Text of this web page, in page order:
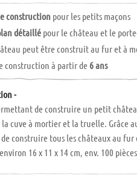
construction pour les petits maçons
détaillé pour le château et le
peut être construit au fur et à
construction à partir de 6 ans
-
de construire un petit
cuve à mortier et la truelle. Grâce
de construire tous les châteaux au
16 x 11 x 14 cm, env. 100